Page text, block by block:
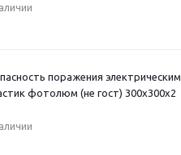
поражения электрическим
фотолюм (не гост) 300х300х2